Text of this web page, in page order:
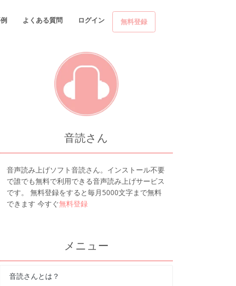
よくある質問 ログイン 無料登録
音読さん
音声読み上げソフト音読さん。インストール不要
で誰でも無料で利用できる音声読み上げサービス
です。 無料登録をすると毎月5000文字まで無料
できます 今すぐ無料登録
メニュー
音読さんとは？